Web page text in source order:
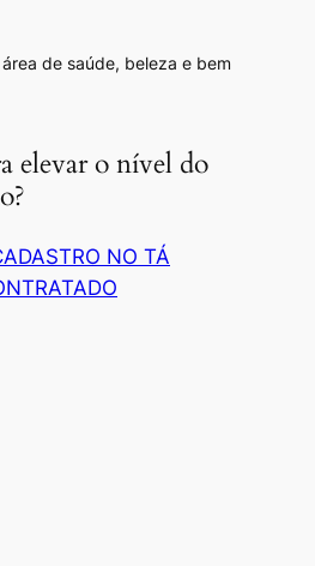
de saúde, beleza e bem
elevar o nível do
NO TÁ